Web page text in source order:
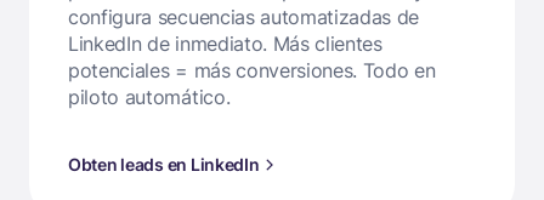
configura secuencias automatizadas de
LinkedIn de inmediato. Más clientes
potenciales = más conversiones. Todo en
piloto automático.
Obten leads en LinkedIn